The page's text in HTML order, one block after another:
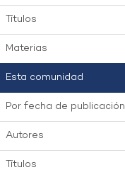
Títulos
Materias
Esta comunidad
Por fecha de publicación
Autores
Títulos